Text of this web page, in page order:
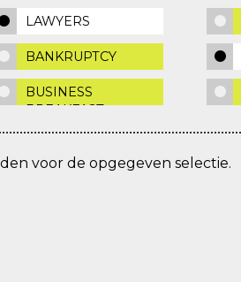
LAWYERS
BANKRUPTCY
BUSINESS
BREAKFAST
voor de opgegeven selectie.